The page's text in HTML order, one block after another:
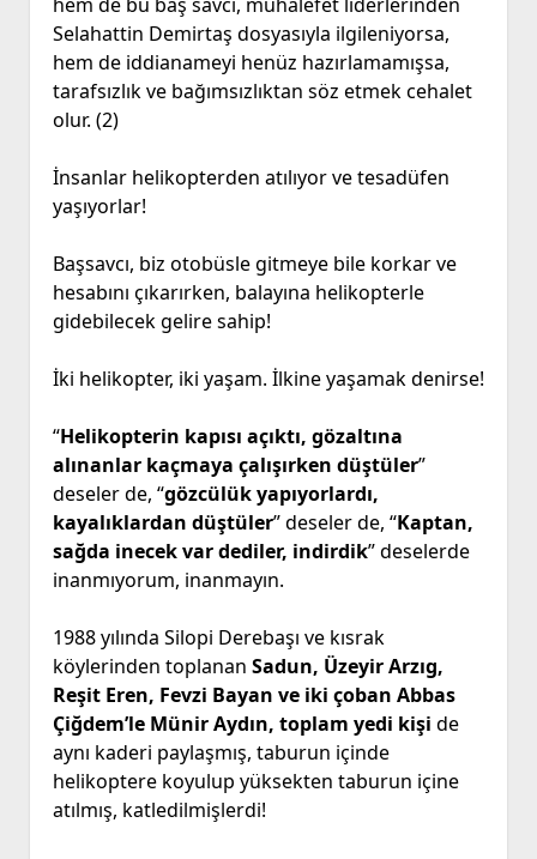
hem de bu baş savcı, muhalefet liderlerinden
Selahattin Demirtaş dosyasıyla ilgileniyorsa,
hem de iddianameyi henüz hazırlamamışsa,
tarafsızlık ve bağımsızlıktan söz etmek cehalet
olur. (2)
İnsanlar helikopterden atılıyor ve tesadüfen
yaşıyorlar!
Başsavcı, biz otobüsle gitmeye bile korkar ve
hesabını çıkarırken, balayına helikopterle
gidebilecek gelire sahip!
İki helikopter, iki yaşam. İlkine yaşamak denirse!
“Helikopterin kapısı açıktı, gözaltına
alınanlar kaçmaya çalışırken düştüler”
deseler de, “gözcülük yapıyorlardı,
kayalıklardan düştüler” deseler de, “Kaptan,
sağda inecek var dediler, indirdik” deselerde
inanmıyorum, inanmayın.
1988 yılında Silopi Derebaşı ve kısrak
köylerinden toplanan Sadun, Üzeyir Arzıg,
Reşit Eren, Fevzi Bayan ve iki çoban Abbas
Çiğdem’le Münir Aydın, toplam yedi kişi de
aynı kaderi paylaşmış, taburun içinde
helikoptere koyulup yüksekten taburun içine
atılmış, katledilmişlerdi!